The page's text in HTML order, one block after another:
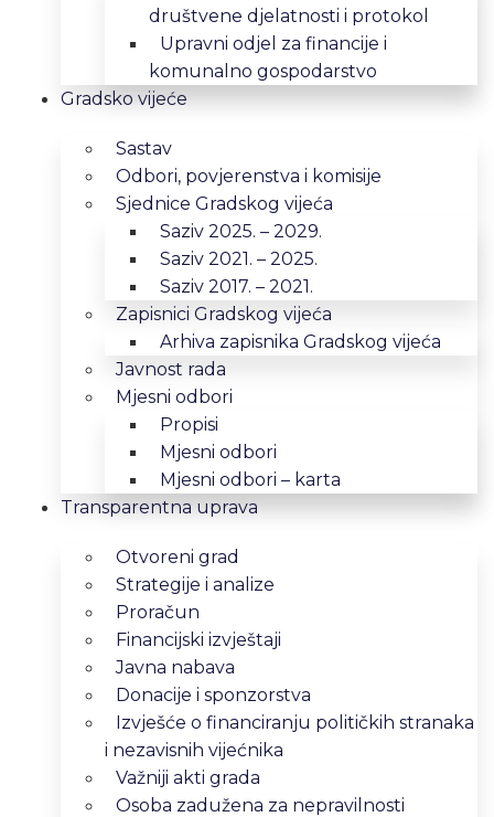
društvene djelatnosti i protokol
Upravni odjel za financije i
komunalno gospodarstvo
Gradsko vijeće
Sastav
Odbori, povjerenstva i komisije
Sjednice Gradskog vijeća
Saziv 2025. – 2029.
Saziv 2021. – 2025.
Saziv 2017. – 2021.
Zapisnici Gradskog vijeća
Arhiva zapisnika Gradskog vijeća
Javnost rada
Mjesni odbori
Propisi
Mjesni odbori
Mjesni odbori – karta
Transparentna uprava
Otvoreni grad
Strategije i analize
Proračun
Financijski izvještaji
Javna nabava
Donacije i sponzorstva
Izvješće o financiranju političkih stranaka
i nezavisnih vijećnika
Važniji akti grada
Osoba zadužena za nepravilnosti